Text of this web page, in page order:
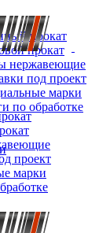
прокат
прокат
нержавеющие
под проект
марки
по обработке
проект
марки